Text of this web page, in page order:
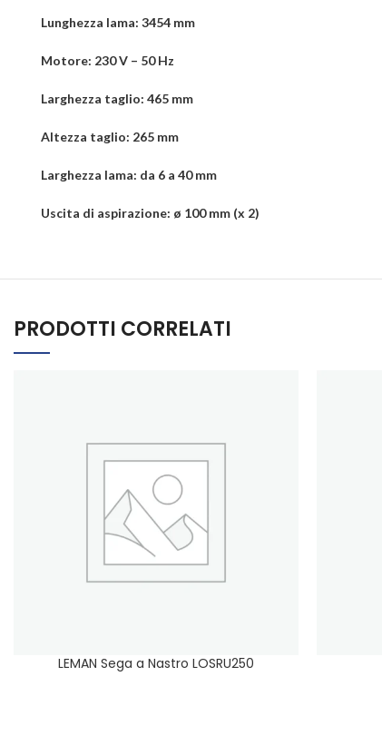
Lunghezza lama: 3454 mm
Motore: 230 V – 50 Hz
Larghezza taglio: 465 mm
Altezza taglio: 265 mm
Larghezza lama: da 6 a 40 mm
Uscita di aspirazione: ø 100 mm (x 2)
PRODOTTI CORRELATI
LEMAN Sega a Nastro LOSRU250